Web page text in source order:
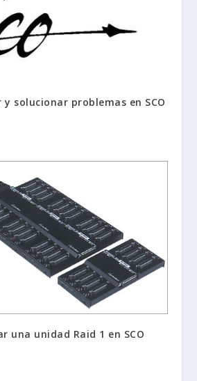
y solucionar problemas en SCO
una unidad Raid 1 en SCO